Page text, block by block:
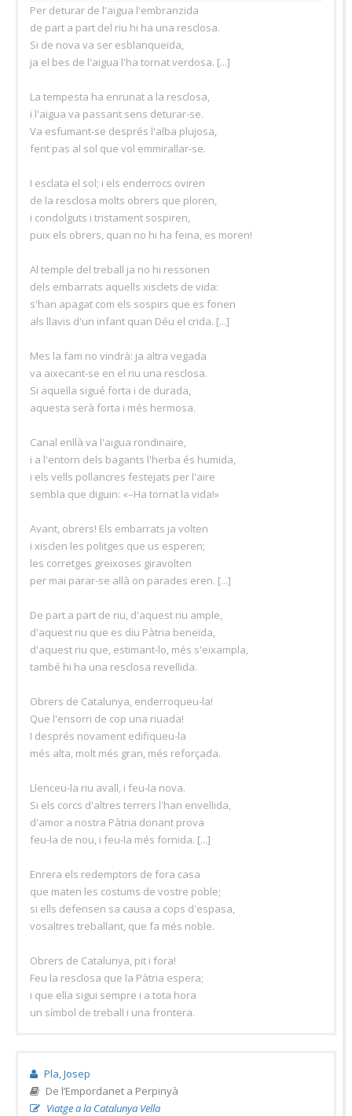
Per deturar de l'aigua l'embranzida
de part a part del riu hi ha una resclosa.
Si de nova va ser esblanqueïda,
ja el bes de l'aigua l'ha tornat verdosa. [...]
La tempesta ha enrunat a la resclosa,
i l'aigua va passant sens deturar-se.
Va esfumant-se després l'alba plujosa,
fent pas al sol que vol emmirallar-se.
I esclata el sol; i els enderrocs oviren
de la resclosa molts obrers que ploren,
i condolguts i tristament sospiren,
puix els obrers, quan no hi ha feina, es moren!
Al temple del treball ja no hi ressonen
dels embarrats aquells xisclets de vida:
s'han apagat com els sospirs que es fonen
als llavis d'un infant quan Déu el crida. [...]
Mes la fam no vindrà: ja altra vegada
va aixecant-se en el riu una resclosa.
Si aquella sigué forta i de durada,
aquesta serà forta i més hermosa.
Canal enllà va l'aigua rondinaire,
i a l'entorn dels bagants l'herba és humida,
i els vells pollancres festejats per l'aire
sembla que diguin: «–Ha tornat la vida!»
Avant, obrers! Els embarrats ja volten
i xisclen les politges que us esperen;
les corretges greixoses giravolten
per mai parar-se allà on parades eren. [...]
De part a part de riu, d'aquest riu ample,
d'aquest riu que es diu Pàtria beneïda,
d'aquest riu que, estimant-lo, més s'eixampla,
també hi ha una resclosa revellida.
Obrers de Catalunya, enderroqueu-la!
Que l'ensorri de cop una riuada!
I després novament edifiqueu-la
més alta, molt més gran, més reforçada.
Llenceu-la riu avall, i feu-la nova.
Si els corcs d'altres terrers l'han envellida,
d'amor a nostra Pàtria donant prova
feu-la de nou, i feu-la més fornida. [...]
Enrera els redemptors de fora casa
que maten les costums de vostre poble;
si ells defensen sa causa a cops d'espasa,
vosaltres treballant, que fa més noble.
Obrers de Catalunya, pit i fora!
Feu la resclosa que la Pàtria espera;
i que ella sigui sempre i a tota hora
un símbol de treball i una frontera.
Pla, Josep
De l’Empordanet a Perpinyà
Viatge a la Catalunya Vella